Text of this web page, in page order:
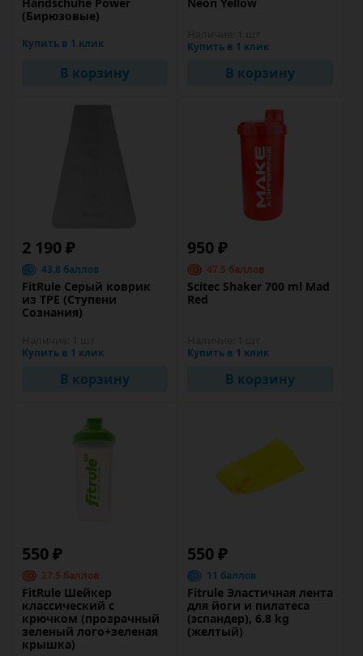
(Бирюзовые)
Купить в 1 клик
В корзину
Купить в 1 клик
В корзину
2 190 ₽
43.8 баллов
FitRule Серый коврик
из TPE (Ступени
Сознания)
Купить в 1 клик
В корзину
950 ₽
47.5 баллов
Scitec Shaker 700 ml Mad
Red
Купить в 1 клик
В корзину
550 ₽
27.5 баллов
FitRule Шейкер
классический с
крючком (прозрачный
зеленый лого+зеленая
крышка)
550 ₽
11 баллов
Fitrule Эластичная лента
для йоги и пилатеса
(эспандер), 6.8 kg
(желтый)